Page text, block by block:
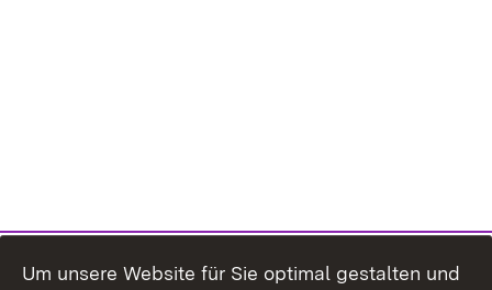
Um unsere Website für Sie optimal gestalten und